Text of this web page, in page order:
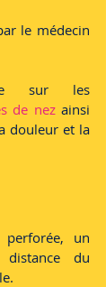
le médecin
de nez ainsi
douleur et la
perforée, un
du